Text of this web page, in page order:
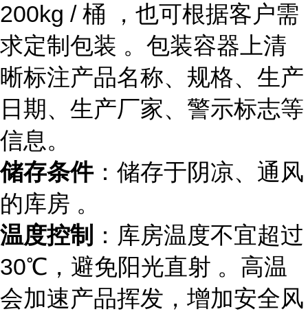
200kg / 桶 ，也可根据客户需
求定制包装 。包装容器上清
晰标注产品名称、规格、生产
日期、生产厂家、警示标志等
信息。
储存条件：储存于阴凉、通风
的库房 。
温度控制 ：库房温度不宜超过
30℃，避免阳光直射 。高温
会加速产品挥发，增加安全风